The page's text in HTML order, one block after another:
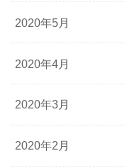
2020年5月
2020年4月
2020年3月
2020年2月